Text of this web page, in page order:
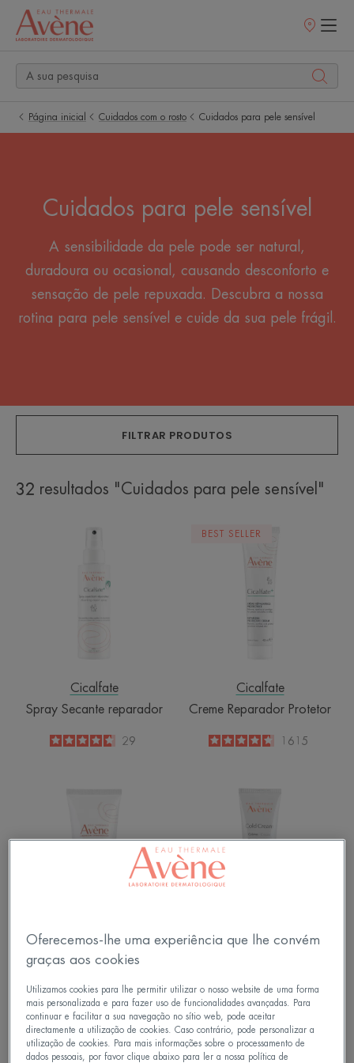
Pontos
Página inicial Cuidados com o rosto Cuidados para pele sensível
Cuidados para pele sensível
A sensibilidade da pele pode ser natural,
duradoura ou ocasional, causando desconforto e
sensação de pele repuxada. Descubra a nossa
rotina para pele sensível e cuide da sua pele frágil.
FILTRAR PRODUTOS
32 resultados "Cuidados para pele sensível"
Cicalfate
Spray Secante reparador
4.7
/
5
29
Protetor
BEST SELLER
Cicalfate
Creme Reparador Protetor
4.6
/51615
Cuidado
Reparador
Ultracalmante
Cuidado Reparador
Ultracalmante
4.8
/
5
-
133
Cold Cream
4.4
511
Oferecemos-lhe uma experiência que lhe convém
graças aos cookies
Utilizamos cookies para lhe permitir utilizar o nosso website de uma forma
mais personalizada e para fazer uso de funcionalidades avançadas. Para
continuar e facilitar a sua navegação no sítio web, pode aceitar
directamente a utilização de cookies. Caso contrário, pode personalizar a
utilização de cookies. Para mais informações sobre o processamento de
dados pessoais, por favor clique abaixo para ler a nossa política de